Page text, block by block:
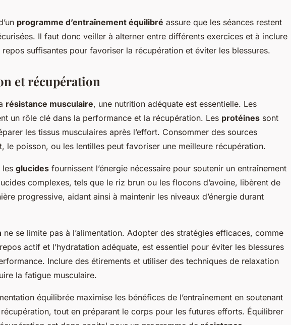
programme d’entraînement équilibré assure que les séances restent
Il faut donc veiller à alterner entre différents exercices et à inclure
suffisantes pour favoriser la récupération et éviter les blessures.
et récupération
résistance musculaire, une nutrition adéquate est essentielle. Les
un rôle clé dans la performance et la récupération. Les protéines sont
les tissus musculaires après l’effort. Consommer des sources
le poisson, ou les lentilles peut favoriser une meilleure récupération.
les glucides fournissent l’énergie nécessaire pour soutenir un entraînement
complexes, tels que le riz brun ou les flocons d’avoine, libèrent de
progressive, aidant ainsi à maintenir les niveaux d’énergie durant
ne se limite pas à l’alimentation. Adopter des stratégies efficaces, comme
actif et l’hydratation adéquate, est essentiel pour éviter les blessures
Inclure des étirements et utiliser des techniques de relaxation
la fatigue musculaire.
équilibrée maximise les bénéfices de l’entraînement en soutenant
tout en préparant le corps pour les futures efforts. Équilibrer